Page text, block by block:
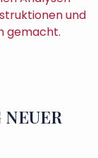
und
gemacht.